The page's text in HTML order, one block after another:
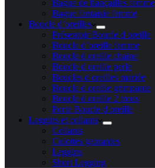
Bague de fiançailles femme
Bague fantaisie femme
Boucle d’oreilles
Présentoir Boucle d oreille
Boucle d’oreille femme
Boucle d oreille chaine
Boucle d oreille perle
Boucles d oreilles mariée
Boucle d oreille grimpante
Boucle d oreille 2 trous
Porte Boucle d oreille
Leggins et collants
Collants
Culottes gainantes
Leggins
Short Legging